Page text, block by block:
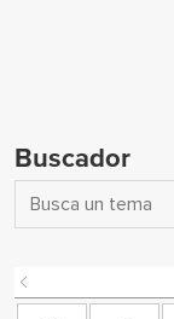
Buscador